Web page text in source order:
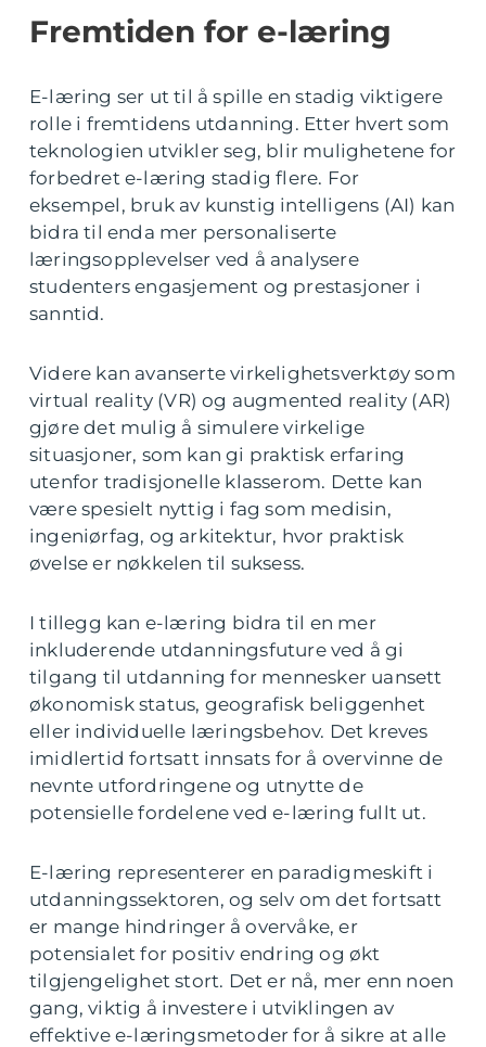
Fremtiden for e-læring
E-læring ser ut til å spille en stadig viktigere
rolle i fremtidens utdanning. Etter hvert som
teknologien utvikler seg, blir mulighetene for
forbedret e-læring stadig flere. For
eksempel, bruk av kunstig intelligens (AI) kan
bidra til enda mer personaliserte
læringsopplevelser ved å analysere
studenters engasjement og prestasjoner i
sanntid.
Videre kan avanserte virkelighetsverktøy som
virtual reality (VR) og augmented reality (AR)
gjøre det mulig å simulere virkelige
situasjoner, som kan gi praktisk erfaring
utenfor tradisjonelle klasserom. Dette kan
være spesielt nyttig i fag som medisin,
ingeniørfag, og arkitektur, hvor praktisk
øvelse er nøkkelen til suksess.
I tillegg kan e-læring bidra til en mer
inkluderende utdanningsfuture ved å gi
tilgang til utdanning for mennesker uansett
økonomisk status, geografisk beliggenhet
eller individuelle læringsbehov. Det kreves
imidlertid fortsatt innsats for å overvinne de
nevnte utfordringene og utnytte de
potensielle fordelene ved e-læring fullt ut.
E-læring representerer en paradigmeskift i
utdanningssektoren, og selv om det fortsatt
er mange hindringer å overvåke, er
potensialet for positiv endring og økt
tilgjengelighet stort. Det er nå, mer enn noen
gang, viktig å investere i utviklingen av
effektive e-læringsmetoder for å sikre at alle